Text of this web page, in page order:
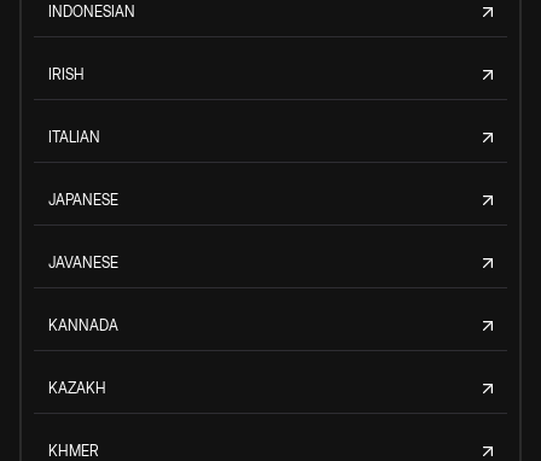
INDONESIAN
IRISH
ITALIAN
JAPANESE
JAVANESE
KANNADA
KAZAKH
KHMER